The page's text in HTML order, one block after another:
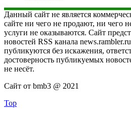
Данный сайт не является
сайте ни чего не продают, ни чего
услуги не оказываются. Сайт
новостей RSS канала
публикуются без искажения,
достоверность публикуемых
не несёт.
Сайт от bmb3 @ 2021
Top